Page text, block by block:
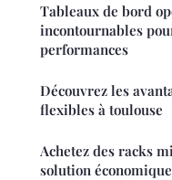
Tableaux de bord
incontournables
performances
Découvrez les
flexibles à toulouse
Achetez des racks
solution économique